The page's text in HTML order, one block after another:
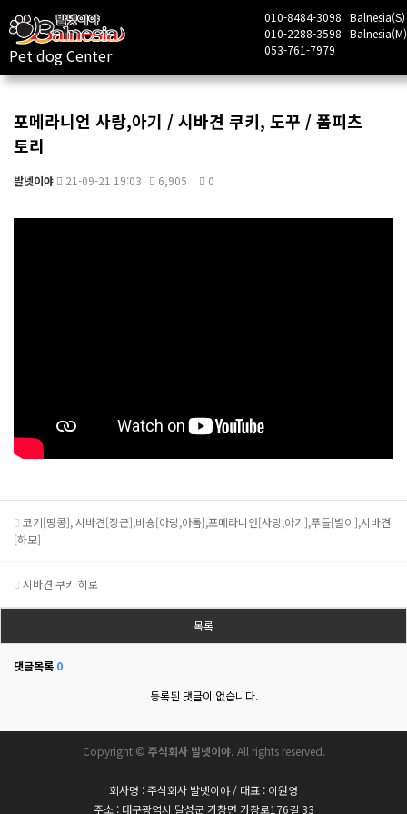
Pet dog Center
010-8484-3098 Balnesia(S)
010-2288-3598 Balnesia(M)
053-761-7979
포메라니언 사랑,아기 / 시바견 쿠키, 도꾸 / 폼피츠
토리
발넷이야 21-09-21 19:03 6,905 0
코기[땅콩], 시바견[장군],비숑[아랑,아톰],포메라니언[사랑,아기],푸들[별이],시바견
[하모]
시바견 쿠키 히로
목록
댓글목록 0
등록된 댓글이 없습니다.
Copyright © 주식회사 발넷이야. All rights reserved.
회사명 : 주식회사 발넷이야 / 대표 : 이원영
주소 : 대구광역시 달성군 가창면 가창로176길 33